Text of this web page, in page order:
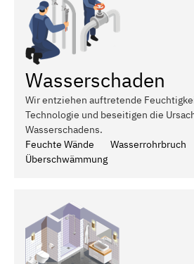
Wasserschaden
Wir entziehen auftretende
Technologie und beseitigen die
Wasserschadens.
Feuchte Wände
Wasserrohrbruch
Überschwämmung